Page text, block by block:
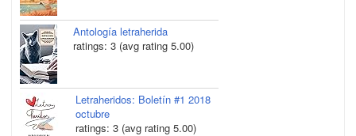
Antología letraherida
ratings: 3 (avg rating 5.00)
Letraheridos: Boletín #1 2018
octubre
ratings: 3 (avg rating 5.00)